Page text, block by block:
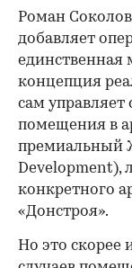
Роман
добавляет
единственная
концепция
сам управляет
помещения в
премиальный
Development),
конкретного
«Донстроя».
Но это скорее